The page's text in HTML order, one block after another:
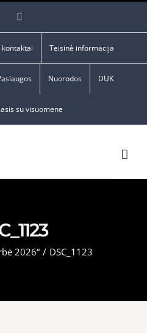
Facebook
Teisinė informacija
Nuorodos DUK
su visuomene
2026“ / DSC_1123